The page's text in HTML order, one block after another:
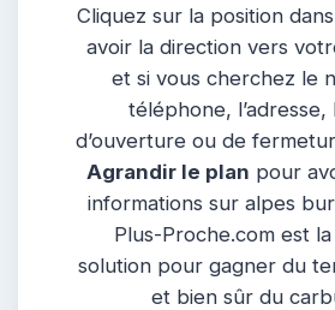
Cliquez sur la position
avoir la direction vers
et si vous cherchez le
téléphone, l’adresse,
d’ouverture ou de
Agrandir le plan pour
informations sur alpes
Plus-Proche.com est
solution pour gagner du
et bien sûr du